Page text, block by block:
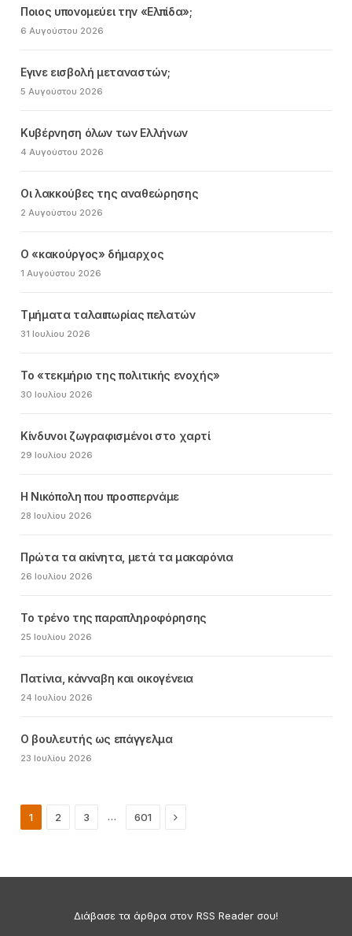
Ποιος υπονομεύει την «Ελπίδα»;
6 Αυγούστου 2026
Εγινε εισβολή μεταναστών;
5 Αυγούστου 2026
Κυβέρνηση όλων των Ελλήνων
4 Αυγούστου 2026
Οι λακκούβες της αναθεώρησης
2 Αυγούστου 2026
Ο «κακούργος» δήμαρχος
1 Αυγούστου 2026
Τμήματα ταλαιπωρίας πελατών
31 Ιουλίου 2026
Το «τεκμήριο της πολιτικής ενοχής»
30 Ιουλίου 2026
Κίνδυνοι ζωγραφισμένοι στο χαρτί
29 Ιουλίου 2026
Η Νικόπολη που προσπερνάμε
28 Ιουλίου 2026
Πρώτα τα ακίνητα, μετά τα μακαρόνια
26 Ιουλίου 2026
Το τρένο της παραπληροφόρησης
25 Ιουλίου 2026
Πατίνια, κάνναβη και οικογένεια
24 Ιουλίου 2026
Ο βουλευτής ως επάγγελμα
23 Ιουλίου 2026
1 2 3 … 601 Next
Διάβασε τα άρθρα στον RSS Reader σου!